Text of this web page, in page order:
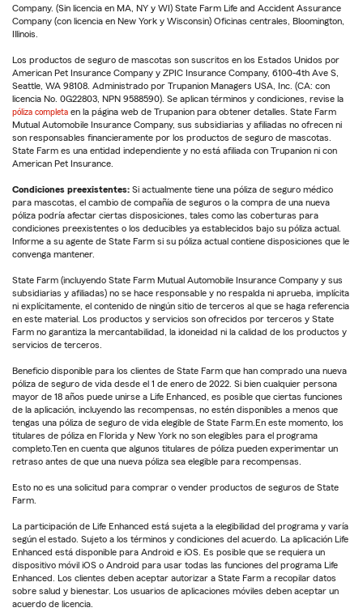
Company. (Sin licencia en MA, NY y WI) State Farm Life and Accident Assurance
Company (con licencia en New York y Wisconsin) Oficinas centrales, Bloomington,
Illinois.
Los productos de seguro de mascotas son suscritos en los Estados Unidos por
American Pet Insurance Company y ZPIC Insurance Company, 6100-4th Ave S,
Seattle, WA 98108. Administrado por Trupanion Managers USA, Inc. (CA: con
licencia No. 0G22803, NPN 9588590). Se aplican términos y condiciones, revise la
póliza completa en la página web de Trupanion para obtener detalles. State Farm
Mutual Automobile Insurance Company, sus subsidiarias y afiliadas no ofrecen ni
son responsables financieramente por los productos de seguro de mascotas.
State Farm es una entidad independiente y no está afiliada con Trupanion ni con
American Pet Insurance.
Condiciones preexistentes: Si actualmente tiene una póliza de seguro médico
para mascotas, el cambio de compañía de seguros o la compra de una nueva
póliza podría afectar ciertas disposiciones, tales como las coberturas para
condiciones preexistentes o los deducibles ya establecidos bajo su póliza actual.
Informe a su agente de State Farm si su póliza actual contiene disposiciones que le
convenga mantener.
State Farm (incluyendo State Farm Mutual Automobile Insurance Company y sus
subsidiarias y afiliadas) no se hace responsable y no respalda ni aprueba, implícita
ni explícitamente, el contenido de ningún sitio de terceros al que se haga referencia
en este material. Los productos y servicios son ofrecidos por terceros y State
Farm no garantiza la mercantabilidad, la idoneidad ni la calidad de los productos y
servicios de terceros.
Beneficio disponible para los clientes de State Farm que han comprado una nueva
póliza de seguro de vida desde el 1 de enero de 2022. Si bien cualquier persona
mayor de 18 años puede unirse a Life Enhanced, es posible que ciertas funciones
de la aplicación, incluyendo las recompensas, no estén disponibles a menos que
tengas una póliza de seguro de vida elegible de State Farm.En este momento, los
titulares de póliza en Florida y New York no son elegibles para el programa
completo.Ten en cuenta que algunos titulares de póliza pueden experimentar un
retraso antes de que una nueva póliza sea elegible para recompensas.
Esto no es una solicitud para comprar o vender productos de seguros de State
Farm.
La participación de Life Enhanced está sujeta a la elegibilidad del programa y varía
según el estado. Sujeto a los términos y condiciones del acuerdo. La aplicación Life
Enhanced está disponible para Android e iOS. Es posible que se requiera un
dispositivo móvil iOS o Android para usar todas las funciones del programa Life
Enhanced. Los clientes deben aceptar autorizar a State Farm a recopilar datos
sobre salud y bienestar. Los usuarios de aplicaciones móviles deben aceptar un
acuerdo de licencia.